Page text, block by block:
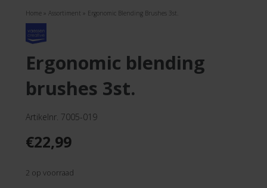
Home » Assortiment » Ergonomic Blending Brushes 3st.
ergonomic blending
brushes 3st.
Artikelnr. 7005-019
€22,99
2 op voorraad